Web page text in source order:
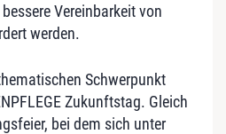
Vereinbarkeit von
werden.
Schwerpunkt
Zukunftstag. Gleich
bei dem sich unter